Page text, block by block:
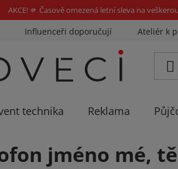
AKCE! 🫵 Časově omezená letní sleva na
Influenceři doporučují Ateliér k
technika Reklama
jméno mé,